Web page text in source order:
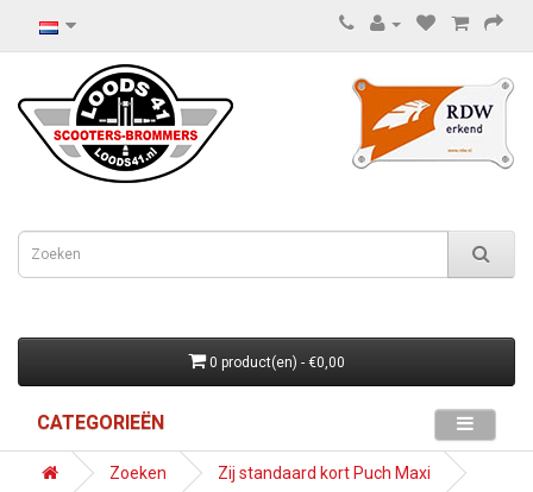
0 product(en) - €0,00
CATEGORIEËN
Zoeken Zij standaard kort Puch Maxi